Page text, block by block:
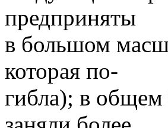
предприняты
в большом
которая по-
гибла); в общем